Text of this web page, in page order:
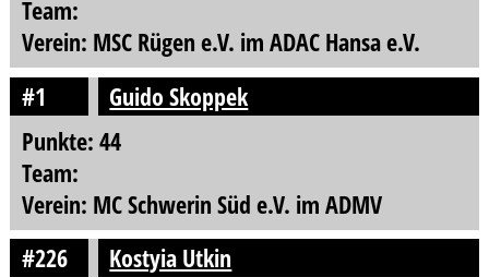
Team:
Verein: MSC Rügen e.V. im ADAC Hansa e.V.
#1
Guido Skoppek
Punkte: 44
Team:
Verein: MC Schwerin Süd e.V. im ADMV
#226
Kostyia Utkin